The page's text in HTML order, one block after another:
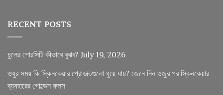
RECENT POSTS
চুলের পোরসিটি কীভাবে বুঝব? July 19, 2026
ওযুর সময় কি স্কিনকেয়ার প্রোডাক্টগুলো ধুয়ে যায়? জেনে নিন ওজুর পর স্কিনকেয়ার
ব্যবহারের গোল্ডেন রুলস